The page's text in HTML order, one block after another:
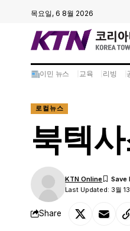
목요일, 6 8월 2026
이민 뉴스 교육 리빙
로컬뉴스
북텍
Last Updated: 3월
KTN Online
Share